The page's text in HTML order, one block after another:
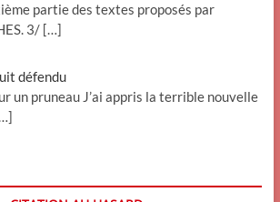
partie des textes proposés par
3/ […]
défendu
un pruneau J’ai appris la terrible nouvelle